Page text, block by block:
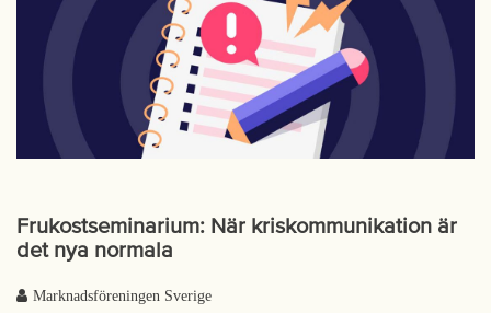
Frukostseminarium: När kriskommunikation är
det nya normala
Marknadsföreningen Sverige